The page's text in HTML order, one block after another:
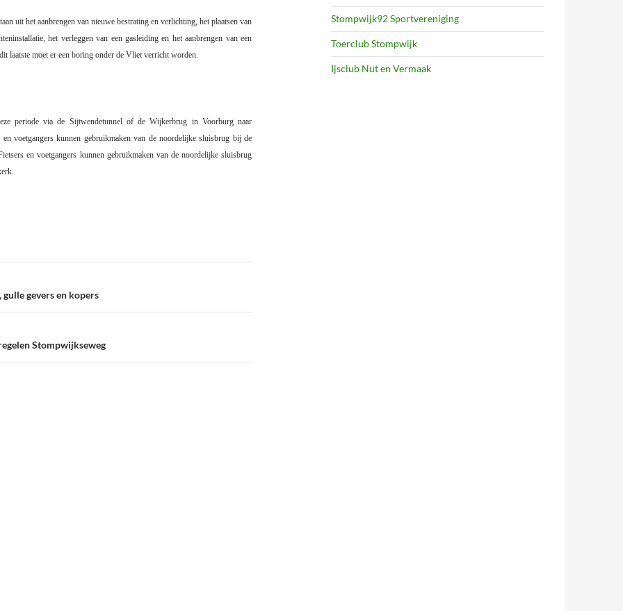
uit het aanbrengen van nieuwe bestrating en verlichting, het plaatsen van
het verleggen van een gasleiding en het aanbrengen van een
laatste moet er een boring onder de Vliet verricht worden.
periode via de Sijtwendetunnel of de Wijkerbrug in Voorburg naar
en voetgangers kunnen gebruikmaken van de noordelijke sluisbrug bij de
en voetgangers kunnen gebruikmaken van de noordelijke sluisbrug
gulle gevers en kopers
Stompwijkseweg
Stompwijk92 Sportvereniging
Toerclub Stompwijk
Ijsclub Nut en Vermaak